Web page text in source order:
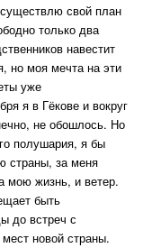
свой план
только два
навестит
но моя мечта на эти
уже
я в Гёкове и вокруг
не обошлось. Но
полушария, я бы
страны, за меня
мою жизнь, и ветер.
быть
до встреч с
новой страны.